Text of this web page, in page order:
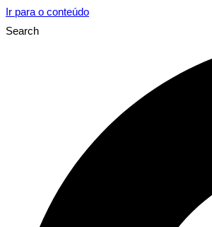
Ir para o conteúdo
Search